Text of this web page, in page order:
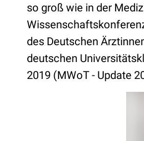
so groß wie in der
des Deutschen
deutschen
2019 (MWoT - Update